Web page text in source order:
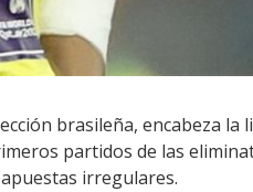
brasileña, encabeza
partidos de las
irregulares.